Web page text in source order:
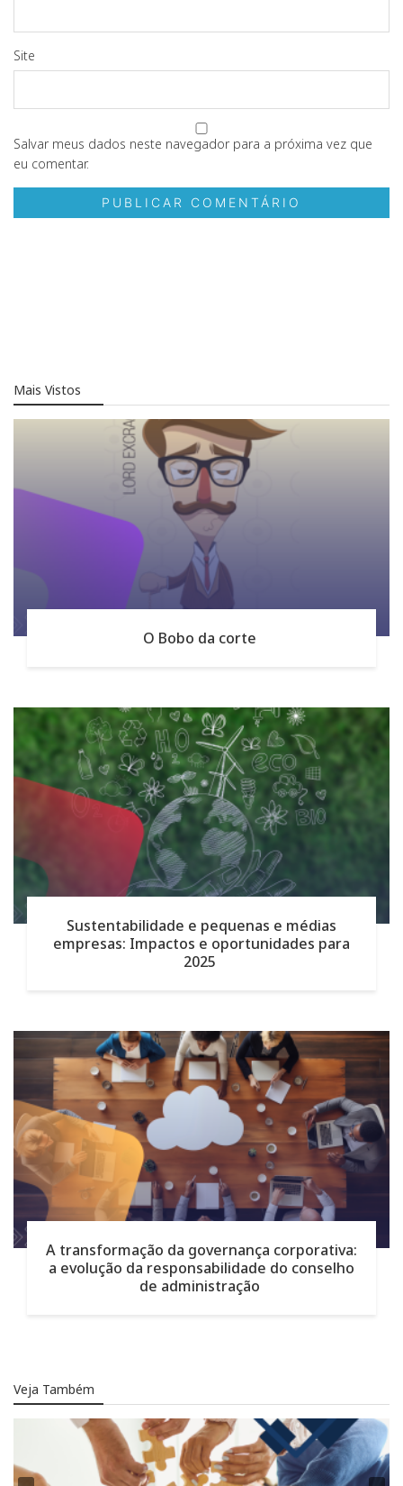
Site
Salvar meus dados neste navegador para a próxima vez que
eu comentar.
Mais Vistos
O Bobo da corte
Sustentabilidade e pequenas e médias
empresas: Impactos e oportunidades para
2025
A transformação da governança corporativa:
a evolução da responsabilidade do conselho
de administração
Veja Também